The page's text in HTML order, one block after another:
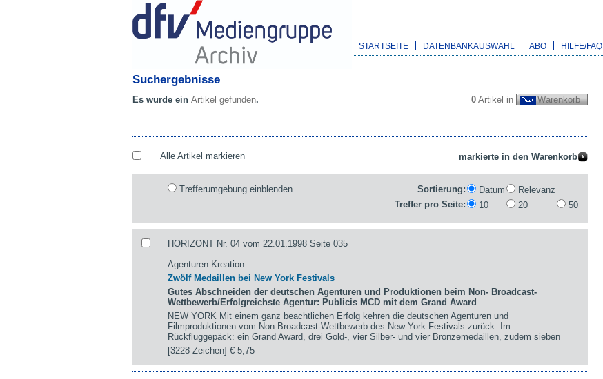
STARTSEITE DATENBANKAUSWAHL ABO HILFE/FAQ
Suchergebnisse
0 Artikel in Warenkorb
Es wurde ein Artikel gefunden.
Alle Artikel markieren
Trefferumgebung einblenden Sortierung: Datum
Relevanz
Treffer pro Seite:
10 20 50
HORIZONT Nr. 04 vom 22.01.1998 Seite 035
Agenturen Kreation
Zwölf Medaillen bei New York Festivals
Gutes Abschneiden der deutschen Agenturen und Produktionen beim Non- Broadcast-
Wettbewerb/Erfolgreichste Agentur: Publicis MCD mit dem Grand Award
NEW YORK Mit einem ganz beachtlichen Erfolg kehren die deutschen Agenturen und
Filmproduktionen vom Non-Broadcast-Wettbewerb des New York Festivals zurück. Im
Rückfluggepäck: ein Grand Award, drei Gold-, vier Silber- und vier Bronzemedaillen, zudem sieben
[3228 Zeichen]€ 5,75